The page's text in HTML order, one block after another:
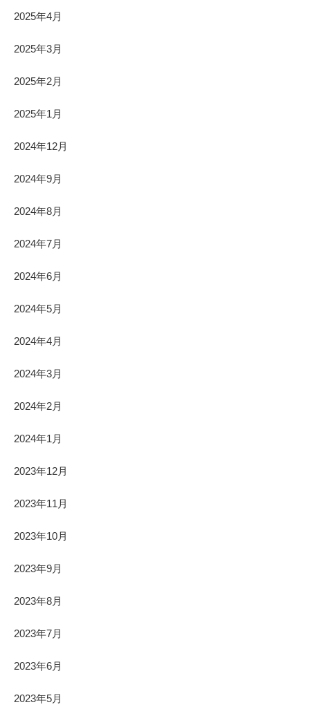
2025年4月
2025年3月
2025年2月
2025年1月
2024年12月
2024年9月
2024年8月
2024年7月
2024年6月
2024年5月
2024年4月
2024年3月
2024年2月
2024年1月
2023年12月
2023年11月
2023年10月
2023年9月
2023年8月
2023年7月
2023年6月
2023年5月